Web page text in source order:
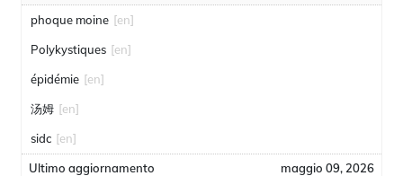
phoque moine [en]
Polykystiques [en]
épidémie [en]
汤姆 [en]
sidc [en]
Ultimo aggiornamento maggio 09, 2026